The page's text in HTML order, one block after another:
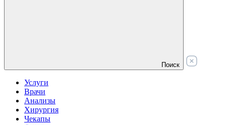
Поиск
Услуги
Врачи
Анализы
Хирургия
Чекапы